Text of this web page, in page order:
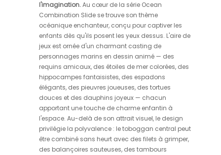
l'imagination.Au cœur de la série Ocean
Combination Slide se trouve son thème
océanique enchanteur, conçu pour captiver les
enfants dès qu'ils posent les yeux dessus. L'aire de
jeux est ornée d'un charmant casting de
personnages marins en dessin animé — des
requins amicaux, des étoiles de mer colorées, des
hippocampes fantaisistes, des espadons
élégants, des pieuvres joueuses, des tortues
douces et des dauphins joyeux — chacun
apportant une touche de charme enfantin à
l'espace. Au-delà de son attrait visuel, le design
privilégie la polyvalence : le toboggan central peut
être combiné sans heurt avec des filets à grimper,
des balançoires sauteuses, des tambours